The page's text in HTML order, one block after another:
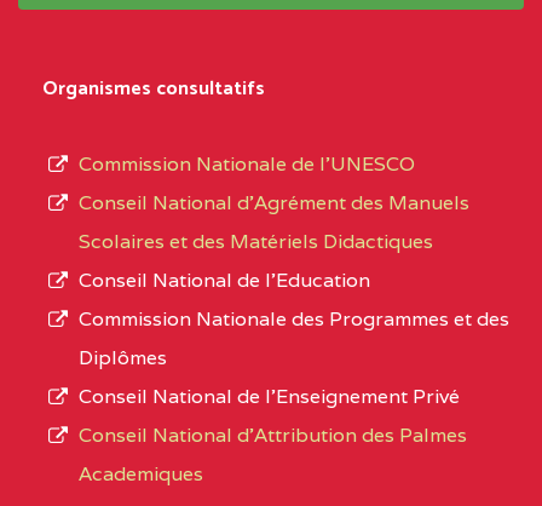
NORD
MERI
EXTREME-
NORD
CETIC DE LOULOU
0CN1TEFD101094115
EXTREME-
NORD
0EI1TEFD100495110
type
L’offre
d’éducation
de
Organismes consultatifs
Commission Nationale de l’UNESCO
Conseil National d’Agrément des Manuels
Scolaires et des Matériels Didactiques
Conseil National de l’Education
Commission Nationale des Programmes et des
Diplômes
Conseil National de l’Enseignement Privé
Conseil National d'Attribution des Palmes
Academiques